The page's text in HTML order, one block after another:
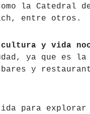
la Catedral
entre otros.
y vida
ya que es
bares y
para